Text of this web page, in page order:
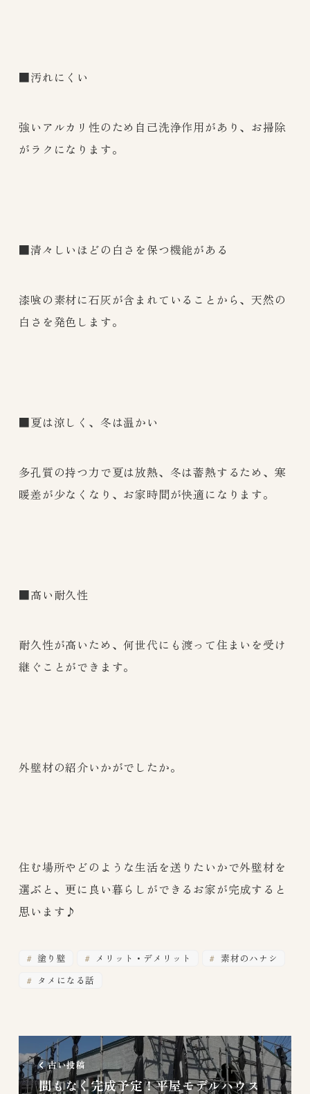
■汚れにくい
強いアルカリ性のため自己洗浄作用があり、お掃除
がラクになります。
■清々しいほどの白さを保つ機能がある
漆喰の素材に石灰が含まれていることから、天然の
白さを発色します。
■夏は涼しく、冬は温かい
多孔質の持つ力で夏は放熱、冬は蓄熱するため、寒
暖差が少なくなり、お家時間が快適になります。
■高い耐久性
耐久性が高いため、何世代にも渡って住まいを受け
継ぐことができます。
外壁材の紹介いかがでしたか。
住む場所やどのような生活を送りたいかで外壁材を
選ぶと、更に良い暮らしができるお家が完成すると
思います♪
塗り壁 メリット・デメリット
素材のハナシ
タメになる話
古い投稿
間もなく完成予定！平屋モデルハウス